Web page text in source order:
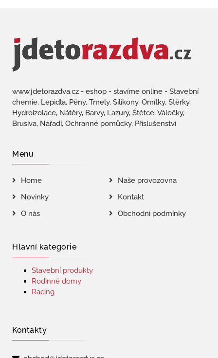
www.jdetorazdva.cz - eshop - stavíme online - Stavební
chemie, Lepidla, Pěny, Tmely, Silikony, Omítky, Stěrky,
Hydroizolace, Nátěry, Barvy, Lazury, Štětce, Válečky,
Brusiva, Nářadí, Ochranné pomůcky, Příslušenství
Menu
Home
Naše provozovna
Novinky
Kontakt
O nás
Obchodní podmínky
Hlavní kategorie
Stavební produkty
Rodinné domy
Racing
Kontakty